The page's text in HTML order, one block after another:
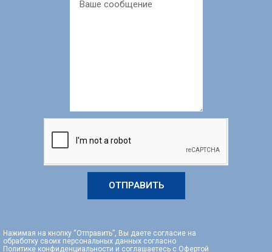
ОТПРАВИТЬ
Нажимая на кнопку “Отправить”, Вы даете согласие на
обработку своих персональных данных согласно
Политике конфиденциальности и соглашаетесь с Офертой